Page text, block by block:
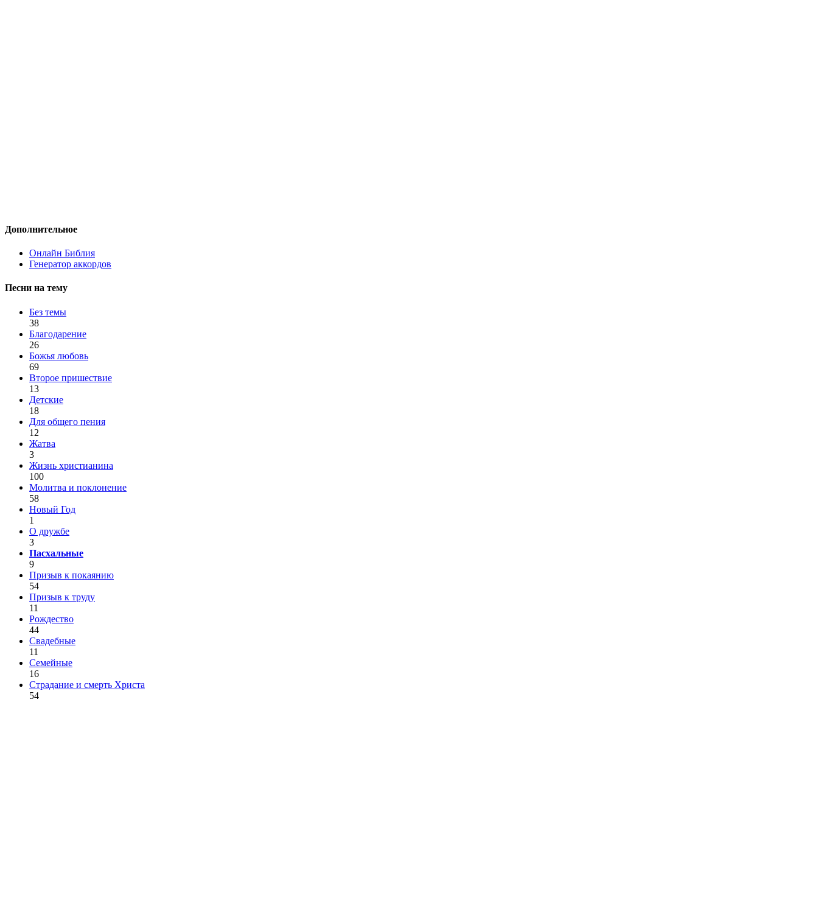
Дополнительное
Онлайн Библия
Генератор аккордов
Песни на тему
Без темы
38
Благодарение
26
Божья любовь
69
Второе пришествие
13
Детские
18
Для общего пения
12
Жатва
3
Жизнь христианина
100
Молитва и поклонение
58
Новый Год
1
О дружбе
3
Пасхальные
9
Призыв к покаянию
54
Призыв к труду
11
Рождество
44
Свадебные
11
Семейные
16
Страдание и смерть Христа
54